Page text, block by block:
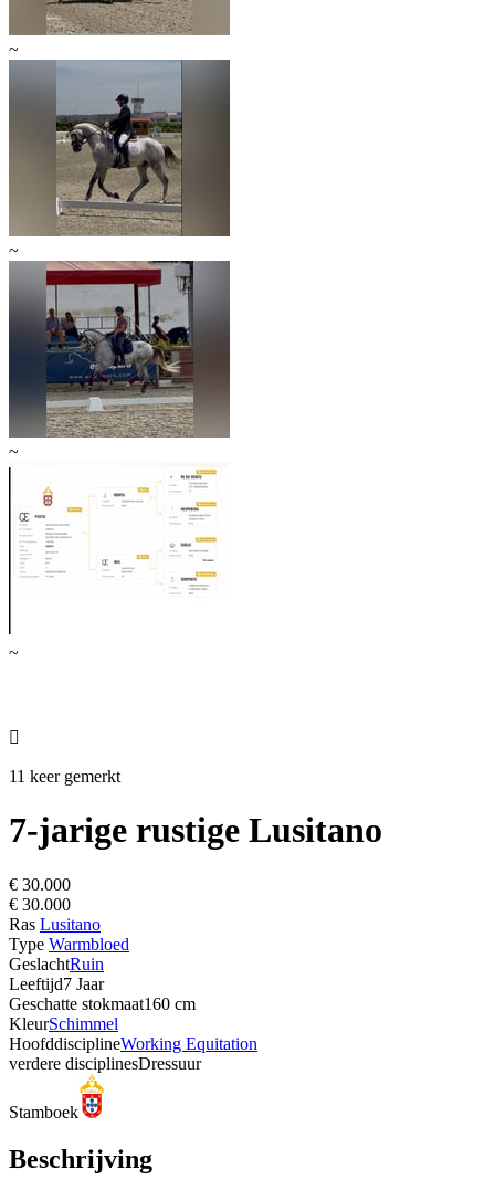
~
~
~
~

11 keer gemerkt
7-jarige rustige Lusitano
€ 30.000
€ 30.000
Ras Lusitano
Type Warmbloed
GeslachtRuin
Leeftijd7 Jaar
Geschatte stokmaat160 cm
KleurSchimmel
HoofddisciplineWorking Equitation
verdere disciplinesDressuur
Stamboek
Beschrijving